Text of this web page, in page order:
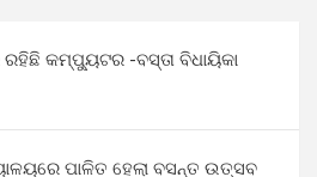
କମ୍ପ୍ୟୁଟର -ବସ୍ତା ବିଧାୟିକା
ପାଳିତ ହେଲା ବସନ୍ତ ଉତ୍ସବ